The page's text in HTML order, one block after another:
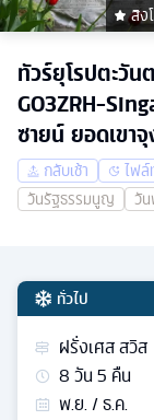
สิง
ทัวร์ยุโรปตะวั
GO3ZRH-
ซายน์ ยอดเขา
กลับเช้า ไฟ
วันรัฐธรรมนูญ
วั
ทั่วไป
ฝรั่งเศส สวิส
8วัน5 คืน
พ.ย. / ธ.ค.